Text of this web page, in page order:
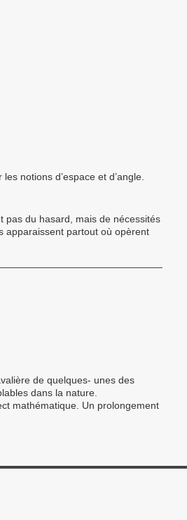
notions d’espace et d’angle.
du hasard, mais de nécessités
apparaissent partout où opèrent
de quelques- unes des
dans la nature.
mathématique. Un prolongement